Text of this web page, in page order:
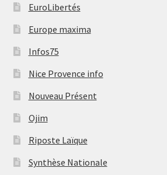
EuroLibertés
Europe maxima
Infos75
Nice Provence info
Nouveau Présent
Ojim
Riposte Laïque
Synthèse Nationale